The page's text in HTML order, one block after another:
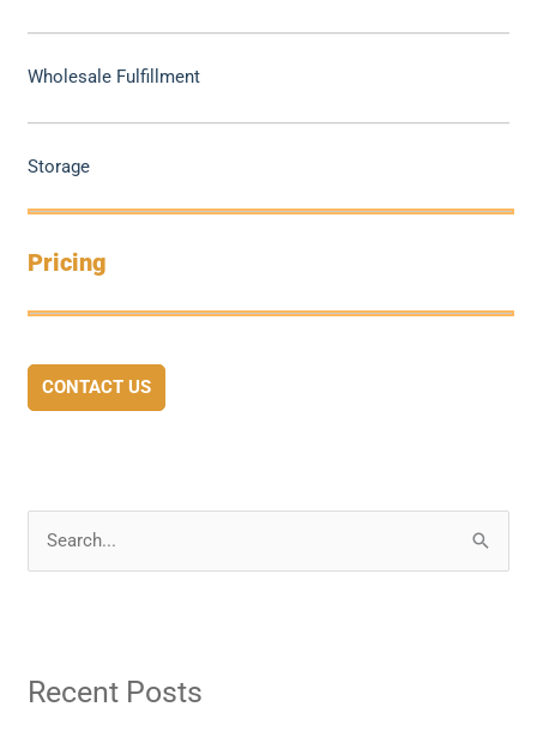
Wholesale Fulfillment
Storage
Pricing
CONTACT US
c
Recent Posts